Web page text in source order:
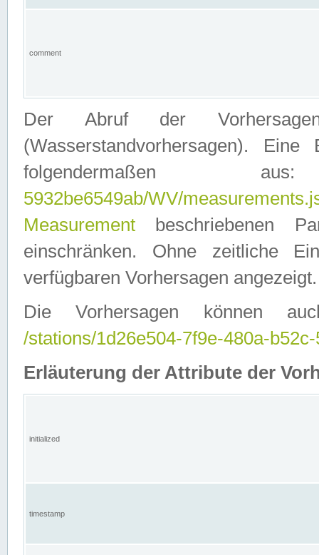
comment
Der Abruf der
(Wasserstandvorhersagen).
folgendermaßen
5932be6549ab/WV/
Measurement beschriebenen
einschränken. Ohne zeitliche
verfügbaren Vorhersagen angezeigt.
Die Vorhersagen können
/stations/1d26e504-7f9e-480a-
Erläuterung der Attribute der
initialized
timestamp